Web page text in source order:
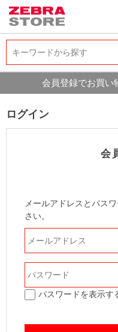
キーワードから探す
キーワードから探す
会員登録でお買い
ログイン
会
メールアドレスとパス
さい。
パスワードを表示す